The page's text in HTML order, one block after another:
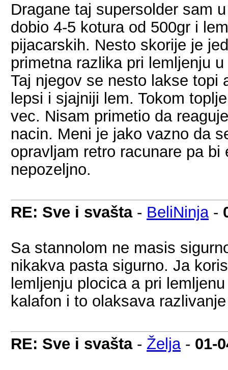
Dragane taj supersolder sam
dobio 4-5 kotura od 500gr i
pijacarskih. Nesto skorije je
primetna razlika pri lemljenju
Taj njegov se nesto lakse topi
lepsi i sjajniji lem. Tokom
vec. Nisam primetio da
nacin. Meni je jako vazno da
opravljam retro racunare pa
nepozeljno.
RE: Sve i svašta- BeliNinja-
Sa stannolom ne masis
nikakva pasta sigurno. Ja
lemljenju plocica a pri
kalafon i to olaksava
RE: Sve i svašta- Želja- 01-